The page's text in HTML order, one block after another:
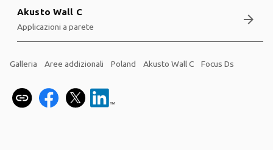
Akusto Wall C
Applicazioni a parete arrow_forward
Galleria Aree addizionali Poland Akusto Wall C Focus Ds